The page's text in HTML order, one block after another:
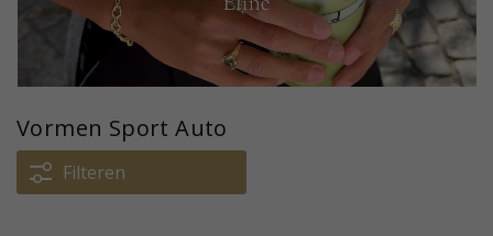
Vormen Sport Auto
Filteren